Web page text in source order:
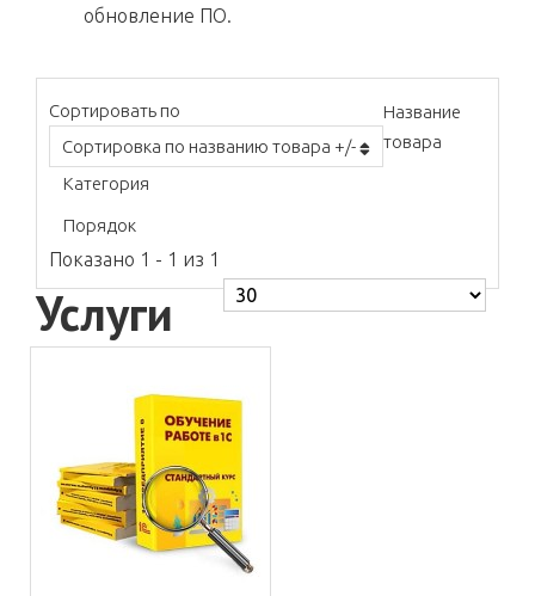
обновление ПО.
Сортировать по
Сортировка по названию товара +/-
Название
товара
Категория
Порядок
Показано 1 - 1 из 1
Услуги